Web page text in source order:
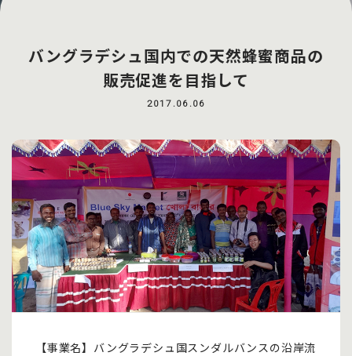
バングラデシュ国内での天然蜂蜜商品の
販売促進を目指して
2017.06.06
【事業名】バングラデシュ国スンダルバンスの沿岸流